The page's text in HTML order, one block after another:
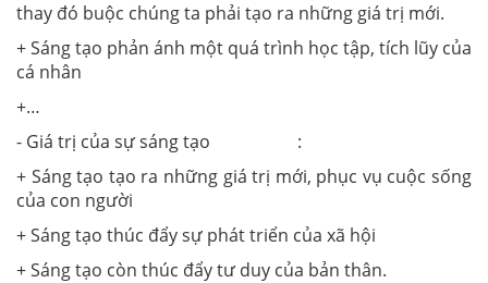
thay đó buộc chúng ta phải tạo ra những giá trị mới.
+ Sáng tạo phản ánh một quá trình học tập, tích lũy của
cá nhân
+…
- Giá trị của sự sáng tạo :
+ Sáng tạo tạo ra những giá trị mới, phục vụ cuộc sống
của con người
+ Sáng tạo thúc đẩy sự phát triển của xã hội
+ Sáng tạo còn thúc đẩy tư duy của bản thân.